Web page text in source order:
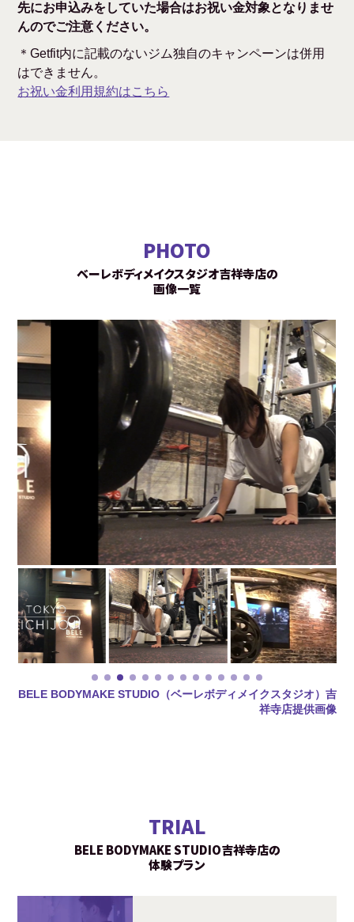
先にお申込みをしていた場合はお祝い金対象となりませ
んのでご注意ください。
＊Getfit内に記載のないジム独自のキャンペーンは併用
はできません。
お祝い金利用規約はこちら
PHOTO
ベーレボディメイクスタジオ吉祥寺店の
画像一覧
BELE BODYMAKE STUDIO（ベーレボディメイクスタジオ）吉
祥寺店提供画像
TRIAL
BELE BODYMAKE STUDIO吉祥寺店の
体験プラン